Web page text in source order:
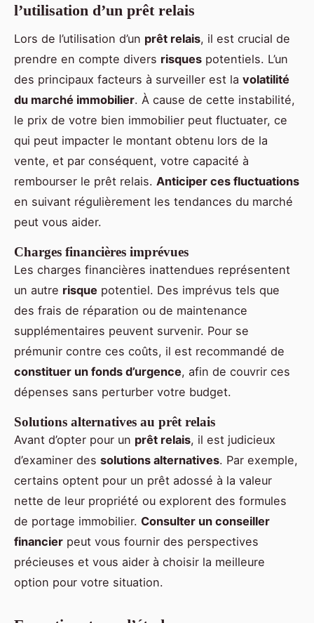
l’utilisation d’un prêt relais
Lors de l’utilisation d’un prêt relais, il est crucial de
prendre en compte divers risques potentiels. L’un
des principaux facteurs à surveiller est la volatilité
du marché immobilier. À cause de cette instabilité,
le prix de votre bien immobilier peut fluctuater, ce
qui peut impacter le montant obtenu lors de la
vente, et par conséquent, votre capacité à
rembourser le prêt relais. Anticiper ces fluctuations
en suivant régulièrement les tendances du marché
peut vous aider.
Charges financières imprévues
Les charges financières inattendues représentent
un autre risque potentiel. Des imprévus tels que
des frais de réparation ou de maintenance
supplémentaires peuvent survenir. Pour se
prémunir contre ces coûts, il est recommandé de
constituer un fonds d’urgence, afin de couvrir ces
dépenses sans perturber votre budget.
Solutions alternatives au prêt relais
Avant d’opter pour un prêt relais, il est judicieux
d’examiner des solutions alternatives. Par exemple,
certains optent pour un prêt adossé à la valeur
nette de leur propriété ou explorent des formules
de portage immobilier. Consulter un conseiller
financier peut vous fournir des perspectives
précieuses et vous aider à choisir la meilleure
option pour votre situation.